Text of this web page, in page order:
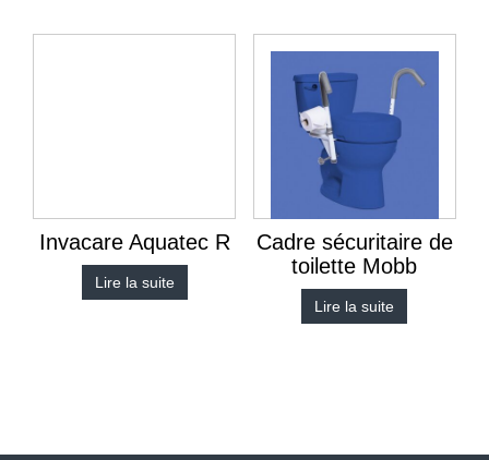
Invacare Aquatec R
Lire la suite
Cadre sécuritaire de
toilette Mobb
Lire la suite